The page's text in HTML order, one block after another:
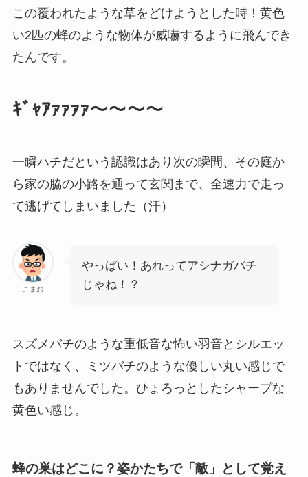
この覆われたような草をどけようとした時！黄色
い2匹の蜂のような物体が威嚇するように飛んでき
たんです。
ｷﾞｬｱｧｧｧｧ〜〜〜〜
一瞬ハチだという認識はあり次の瞬間、その庭か
ら家の脇の小路を通って玄関まで、全速力で走っ
て逃げてしまいました（汗）
こまお
やっばい！あれってアシナガバチ
じゃね！？
スズメバチのような重低音な怖い羽音とシルエッ
トではなく、ミツバチのような優しい丸い感じで
もありませんでした。ひょろっとしたシャープな
黄色い感じ。
蜂の巣はどこに？姿かたちで「敵」として覚え